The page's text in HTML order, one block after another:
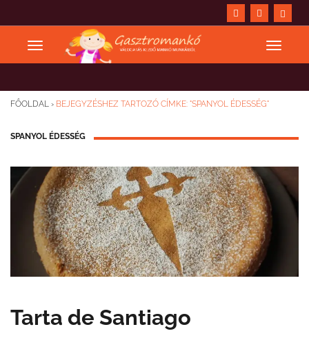
FŐOLDAL › BEJEGYZÉSHEZ TARTOZÓ CÍMKE: "SPANYOL ÉDESSÉG"
SPANYOL ÉDESSÉG
Tarta de Santiago